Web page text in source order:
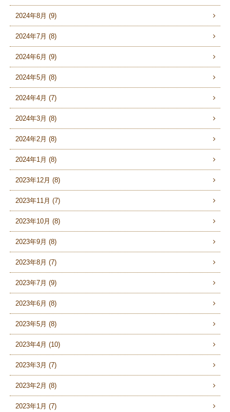
2024年8月 (9)
2024年7月 (8)
2024年6月 (9)
2024年5月 (8)
2024年4月 (7)
2024年3月 (8)
2024年2月 (8)
2024年1月 (8)
2023年12月 (8)
2023年11月 (7)
2023年10月 (8)
2023年9月 (8)
2023年8月 (7)
2023年7月 (9)
2023年6月 (8)
2023年5月 (8)
2023年4月 (10)
2023年3月 (7)
2023年2月 (8)
2023年1月 (7)